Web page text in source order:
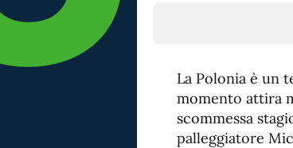
La Polonia è un
momento attira
scommessa
palleggiatore